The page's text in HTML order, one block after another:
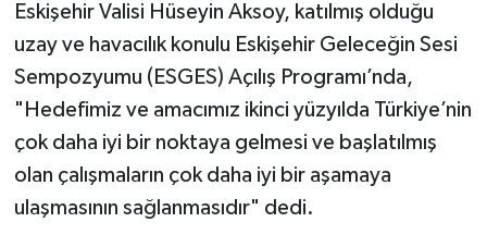
Eskişehir Valisi Hüseyin Aksoy, katılmış olduğu
uzay ve havacılık konulu Eskişehir Geleceğin Sesi
Sempozyumu (ESGES) Açılış Programı’nda,
"Hedefimiz ve amacımız ikinci yüzyılda Türkiye’nin
çok daha iyi bir noktaya gelmesi ve başlatılmış
olan çalışmaların çok daha iyi bir aşamaya
ulaşmasının sağlanmasıdır" dedi.